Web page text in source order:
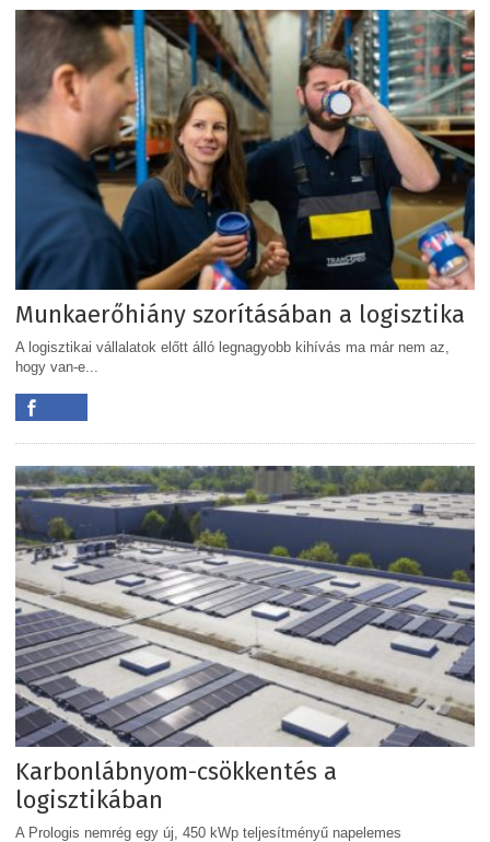
Munkaerőhiány szorításában a logisztika
A logisztikai vállalatok előtt álló legnagyobb kihívás ma már nem az,
hogy van-e...
Karbonlábnyom-csökkentés a
logisztikában
A Prologis nemrég egy új, 450 kWp teljesítményű napelemes